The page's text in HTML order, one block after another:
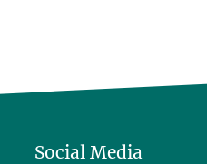
Social Media